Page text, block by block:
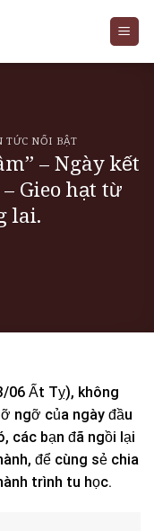
TỨC NỔI BẬT
– Ngày kết
Gieo hạt từ
lai.
06 Ất Tỵ), không
ngỡ của ngày đầu
các bạn đã ngồi lại
để cùng sẻ chia
trình tu học.